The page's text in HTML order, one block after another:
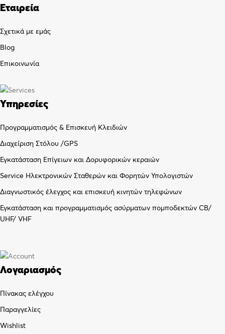
Εταιρεία
Σχετικά με εμάς
Blog
Επικοινωνία
Υπηρεσίες
Προγραμματισμός & Επισκευή Κλειδιών
Διαχείριση Στόλου /GPS
Εγκατάσταση Επίγειων και Δορυφορικών κεραιών
Service Ηλεκτρονικών Σταθερών και Φορητών Υπολογιστών
Διαγνωστικός έλεγχος και επισκευή κινητών τηλεφώνων
Εγκατάσταση και προγραμματισμός ασύρματων πομποδεκτών CB/
UHF/ VHF
Λογαριασμός
Πίνακας ελέγχου
Παραγγελίες
Wishlist